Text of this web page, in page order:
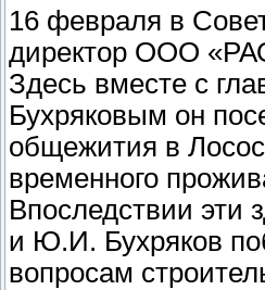
16 февраля в
директор ООО
Здесь вместе с
Бухряковым он
общежития в
временного
Впоследствии эти
и Ю.И. Бухряков
вопросам